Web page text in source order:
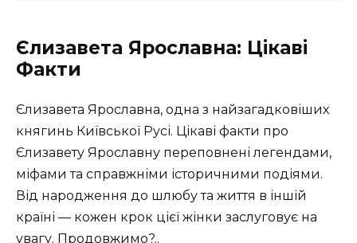
Єлизавета Ярославна: Цікаві
Факти
Єлизавета Ярославна, одна з найзагадковіших
княгинь Київської Русі. Цікаві факти про
Єлизавету Ярославну переповнені легендами,
міфами та справжніми історичними подіями.
Від народження до шлюбу та життя в іншій
країні — кожен крок цієї жінки заслуговує на
увагу. Продовжимо?..